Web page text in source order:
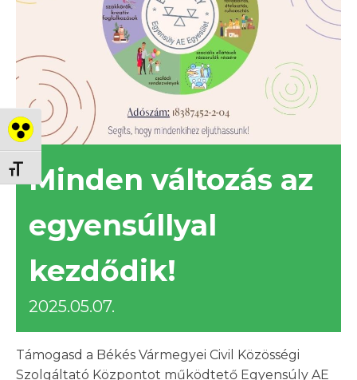
Nagy kontraszt váltása
Betűméret váltása
Minden változás az
egyensúllyal
kezdődik!
2025.05.07.
Támogasd a Békés Vármegyei Civil Közösségi
Szolgáltató Központot működtető Egyensúly AE